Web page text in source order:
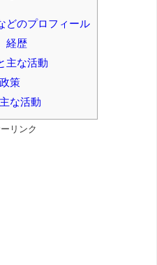
どのプロフィール
経歴
主な活動
策
な活動
リンク